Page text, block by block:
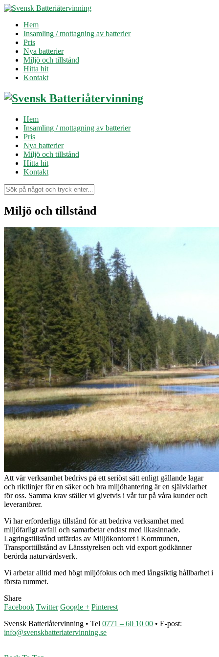
Hem
Insamling / mottagning av batterier
Pris
Nya batterier
Miljö och tillstånd
Hitta hit
Kontakt
Hem
Insamling / mottagning av batterier
Pris
Nya batterier
Miljö och tillstånd
Hitta hit
Kontakt
Miljö och tillstånd
Att vår verksamhet bedrivs på ett seriöst sätt enligt gällande lagar
och riktlinjer för en säker och bra miljöhantering är en självklarhet
för oss. Samma krav ställer vi givetvis i vår tur på våra kunder och
leverantörer.
Vi har erforderliga tillstånd för att bedriva verksamhet med
miljöfarligt avfall och samarbetar endast med likasinnade.
Lagringstillstånd utfärdas av Miljökontoret i Kommunen,
Transporttillstånd av Länsstyrelsen och vid export godkänner
berörda naturvårdsverk.
Vi arbetar alltid med högt miljöfokus och med långsiktig hållbarhet i
första rummet.
Share
Facebook Twitter Google + Pinterest
Svensk Batteriåtervinning • Tel 0771 – 60 10 00 • E-post:
info@svenskbatteriatervinning.se